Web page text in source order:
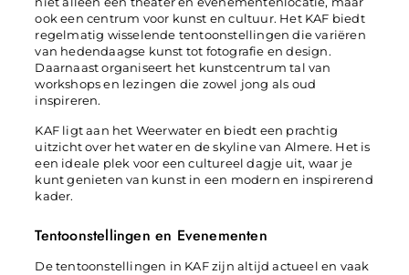
ook een centrum voor kunst en cultuur. Het KAF biedt
regelmatig wisselende tentoonstellingen die variëren
van hedendaagse kunst tot fotografie en design.
Daarnaast organiseert het kunstcentrum tal van
workshops en lezingen die zowel jong als oud
inspireren.
KAF ligt aan het Weerwater en biedt een prachtig
uitzicht over het water en de skyline van Almere. Het is
een ideale plek voor een cultureel dagje uit, waar je
kunt genieten van kunst in een modern en inspirerend
kader.
Tentoonstellingen en Evenementen
De tentoonstellingen in KAF zijn altijd actueel en vaak